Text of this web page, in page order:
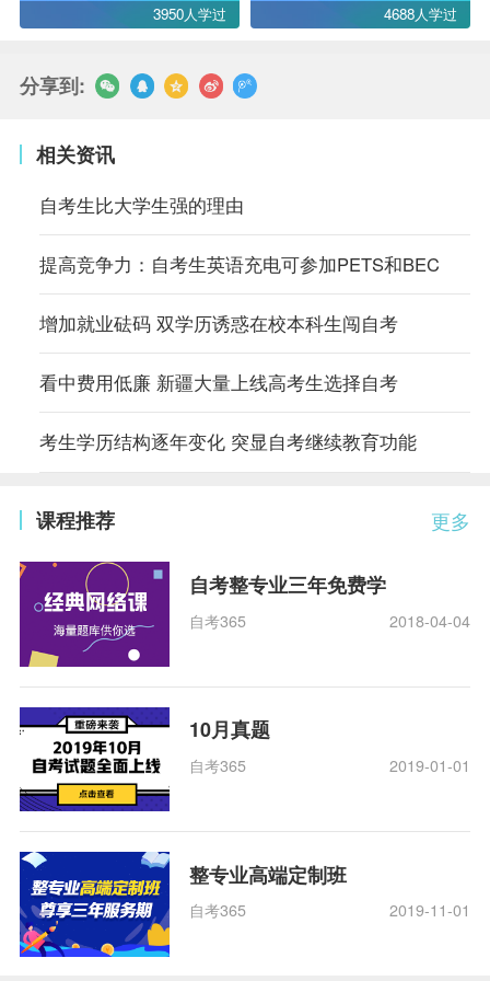
3950人学过 4688人学过
分享到:
相关资讯
自考生比大学生强的理由
提高竞争力：自考生英语充电可参加PETS和BEC
增加就业砝码 双学历诱惑在校本科生闯自考
看中费用低廉 新疆大量上线高考生选择自考
考生学历结构逐年变化 突显自考继续教育功能
更多
课程推荐
自考整专业三年免费学
自考365 2018-04-04
10月真题
自考365 2019-01-01
整专业高端定制班
自考365 2019-11-01